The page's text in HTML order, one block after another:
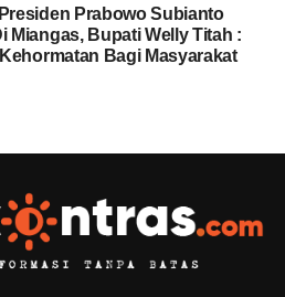
Prabowo Subianto
Miangas, Bupati Welly Titah :
Bagi Masyarakat